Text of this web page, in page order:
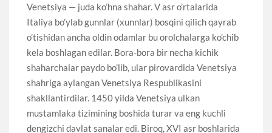
Venetsiya — juda ko’hna shahar. V asr o’rtalarida
Italiya bo’ylab gunnlar (xunnlar) bosqini qilich qayrab
o’tishidan ancha oldin odamlar bu orolchalarga ko’chib
kela boshlagan edilar. Bora-bora bir necha kichik
shaharchalar paydo bo’lib, ular pirovardida Venetsiya
shahriga aylangan Venetsiya Respublikasini
shakllantirdilar. 1450 yilda Venetsiya ulkan
mustamlaka tizimining boshida turar va eng kuchli
dengizchi davlat sanalar edi. Biroq, XVI asr boshlarida